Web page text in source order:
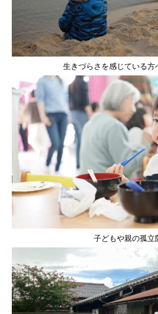
生きづらさを感じている方
子どもや親の孤立